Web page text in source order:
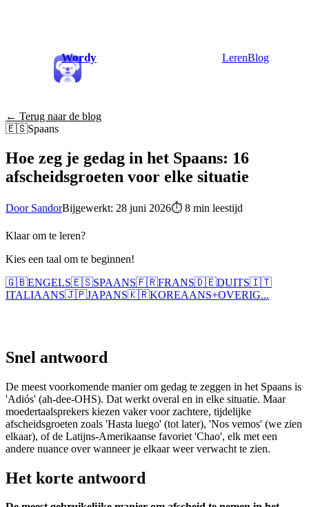
Wordy LerenBlog
← Terug naar de blog
🇪🇸Spaans
Hoe zeg je gedag in het Spaans: 16
afscheidsgroeten voor elke situatie
Door SandorBijgewerkt: 28 juni 2026⏱ 8 min leestijd
Klaar om te leren?
Kies een taal om te beginnen!
🇬🇧ENGELS🇪🇸SPAANS🇫🇷FRANS🇩🇪DUITS🇮🇹
ITALIAANS🇯🇵JAPANS🇰🇷KOREAANS+OVERIG...
Snel antwoord
De meest voorkomende manier om gedag te zeggen in het Spaans is
'Adiós' (ah-dee-OHS). Dat werkt overal en in elke situatie. Maar
moedertaalsprekers kiezen vaker voor zachtere, tijdelijke
afscheidsgroeten zoals 'Hasta luego' (tot later), 'Nos vemos' (we zien
elkaar), of de Latijns-Amerikaanse favoriet 'Chao', elk met een
andere nuance over wanneer je elkaar weer verwacht te zien.
Het korte antwoord